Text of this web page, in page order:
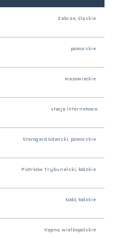
Zabrze, śląskie
pomorskie
mazowieckie
stacja internetowa
Starogard Gdański, pomorskie
Piotrków Trybunalski, łódzkie
Łódź, łódzkie
Kępno, wielkopolskie